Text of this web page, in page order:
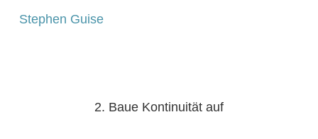
Stephen Guise
2. Baue Kontinuität auf